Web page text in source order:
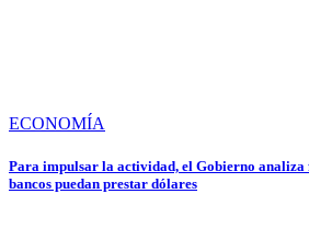
ECONOMÍA
Para impulsar la actividad, el Gobierno analiza
bancos puedan prestar dólares